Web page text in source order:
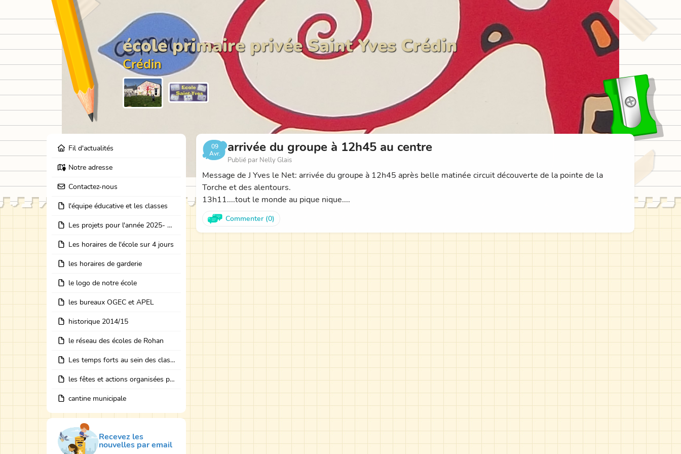
école primaire privée Saint Yves Crédin
Crédin
Fil d'actualités
Notre adresse
Contactez-nous
l'équipe éducative et les classes
Les projets pour l'année 2025- 2026: école dehors, journées partage des classes, et coopération avec les résidents de l'EHPAD
Les horaires de l'école sur 4 jours
les horaires de garderie
le logo de notre école
les bureaux OGEC et APEL
historique 2014/15
le réseau des écoles de Rohan
Les temps forts au sein des classes avec des intervenants
les fêtes et actions organisées par les bureaux
cantine municipale
Recevez les
nouvelles par email
09
Avr.
arrivée du groupe à 12h45 au centre
Publié par Nelly Glais
Message de J Yves le Net: arrivée du groupe à 12h45 après belle matinée circuit découverte de la pointe de la
Torche et des alentours.
13h11....tout le monde au pique nique....
Commenter (0)